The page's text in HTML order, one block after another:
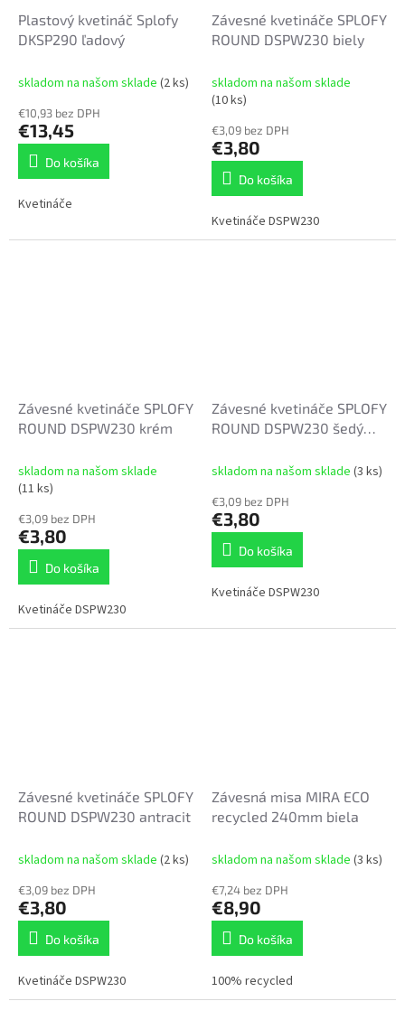
Plastový kvetináč Splofy
DKSP290 ľadový
skladom na našom sklade (2 ks)
€10,93 bez DPH
€13,45
Do košíka
Kvetináče
Závesné kvetináče SPLOFY
ROUND DSPW230 biely
skladom na našom sklade
(10 ks)
€3,09 bez DPH
€3,80
Do košíka
Kvetináče DSPW230
Závesné kvetináče SPLOFY
ROUND DSPW230 krém
skladom na našom sklade
(11 ks)
€3,09 bez DPH
€3,80
Do košíka
Kvetináče DSPW230
Závesné kvetináče SPLOFY
ROUND DSPW230 šedý
skladom na našom sklade (3 ks)
€3,09 bez DPH
€3,80
Do košíka
Kvetináče DSPW230
Závesné kvetináče SPLOFY
ROUND DSPW230 antracit
skladom na našom sklade (2 ks)
€3,09 bez DPH
€3,80
Do košíka
Kvetináče DSPW230
Závesná misa MIRA ECO
recycled 240mm biela
skladom na našom sklade (3 ks)
€7,24 bez DPH
€8,90
Do košíka
100% recycled